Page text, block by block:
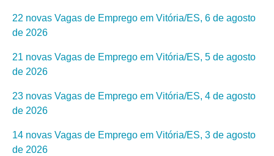
22 novas Vagas de Emprego em Vitória/ES, 6 de agosto
de 2026
21 novas Vagas de Emprego em Vitória/ES, 5 de agosto
de 2026
23 novas Vagas de Emprego em Vitória/ES, 4 de agosto
de 2026
14 novas Vagas de Emprego em Vitória/ES, 3 de agosto
de 2026